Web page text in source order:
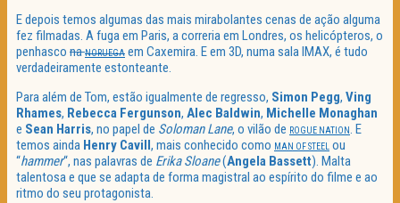
E depois temos algumas das mais mirabolantes cenas de ação alguma
fez filmadas. A fuga em Paris, a correria em Londres, os helicópteros, o
penhasco naNORUEGA em Caxemira. E em 3D, numa sala IMAX, é tudo
verdadeiramente estonteante.
Para além de Tom, estão igualmente de regresso, Simon Pegg, Ving
Rhames, Rebecca Fergunson, Alec Baldwin, Michelle Monaghan
e Sean Harris, no papel de Soloman Lane, o vilão de ROGUE NATION. E
temos ainda Henry Cavill, mais conhecido como MAN OF STEEL
ou
“hammer“, nas palavras de Erika Sloane(Angela Bassett). Malta
talentosa e que se adapta de forma magistral ao espírito do filme e ao
ritmo do seu protagonista.